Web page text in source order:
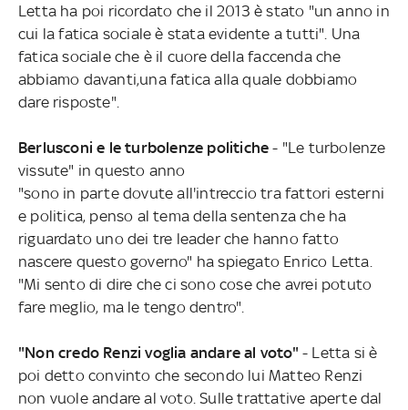
Letta ha poi ricordato che il 2013 è stato "un anno in
cui la fatica sociale è stata evidente a tutti". Una
fatica sociale che è il cuore della faccenda che
abbiamo davanti,una fatica alla quale dobbiamo
dare risposte".
Berlusconi e le turbolenze politiche - "Le turbolenze
vissute" in questo anno
"sono in parte dovute all'intreccio tra fattori esterni
e politica, penso al tema della sentenza che ha
riguardato uno dei tre leader che hanno fatto
nascere questo governo" ha spiegato Enrico Letta.
"Mi sento di dire che ci sono cose che avrei potuto
fare meglio, ma le tengo dentro".
"Non credo Renzi voglia andare al voto" - Letta si è
poi detto convinto che secondo lui Matteo Renzi
non vuole andare al voto. Sulle trattative aperte dal